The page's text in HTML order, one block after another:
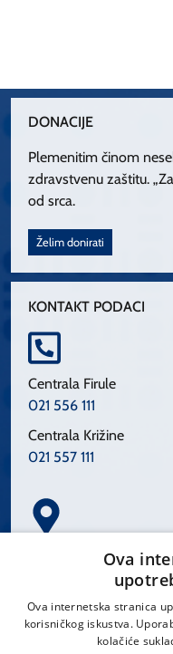
DONACIJE
Plemenitim činom
zdravstvenu zaštitu.
od srca.
Želim donirati
KONTAKT PODACI
Centrala Firule
021 556 111
Centrala Križine
021 557 111
Spinčićeva 1, 21000 Split
Ova
Ova internetska stranica
korisničkog iskustva.
kolačiće